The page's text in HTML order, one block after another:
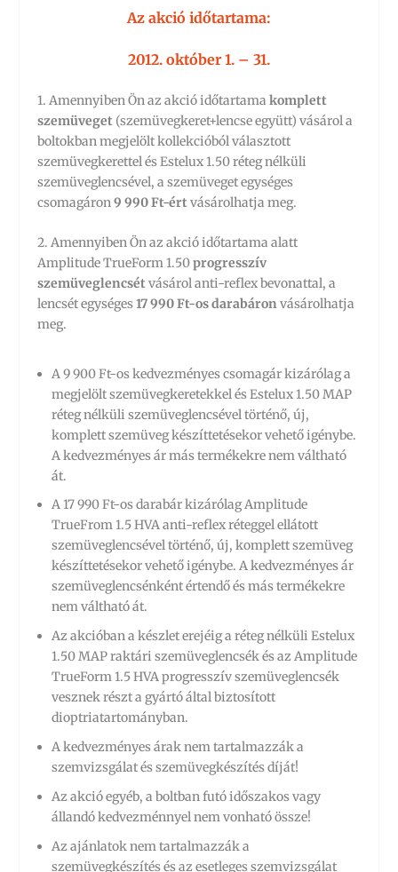
Az akció időtartama:
2012. október 1. – 31.
1. Amennyiben Ön az akció időtartamakomplett
szemüveget (szemüvegkeret+lencse együtt) vásárol a
boltokban megjelölt kollekcióból választott
szemüvegkerettel és Estelux 1.50 réteg nélküli
szemüveglencsével, a szemüveget egységes
csomagáron9 990 Ft-értvásárolhatja meg.
2. Amennyiben Ön az akció időtartama alatt
Amplitude TrueForm 1.50progresszív
szemüveglencsétvásárol anti-reflex bevonattal, a
lencsét egységes17 990 Ft-os darabáronvásárolhatja
meg.
A 9 900 Ft-os kedvezményes csomagár kizárólag a
megjelölt szemüvegkeretekkel és Estelux 1.50 MAP
réteg nélküli szemüveglencsével történő, új,
komplett szemüveg készíttetésekor vehető igénybe.
A kedvezményes ár más termékekre nem váltható
át.
A 17 990 Ft-os darabár kizárólag Amplitude
TrueFrom 1.5 HVA anti-reflex réteggel ellátott
szemüveglencsével történő, új, komplett szemüveg
készíttetésekor vehető igénybe. A kedvezményes ár
szemüveglencsénként értendő és más termékekre
nem váltható át.
Az akcióban a készlet erejéig a réteg nélküli Estelux
1.50 MAP raktári szemüveglencsék és az Amplitude
TrueForm 1.5 HVA progresszív szemüveglencsék
vesznek részt a gyártó által biztosított
dioptriatartományban.
A kedvezményes árak nem tartalmazzák a
szemvizsgálat és szemüvegkészítés díját!
Az akció egyéb, a boltban futó időszakos vagy
állandó kedvezménnyel nem vonható össze!
Az ajánlatok nem tartalmazzák a
szemüvegkészítés és az esetleges szemvizsgálat